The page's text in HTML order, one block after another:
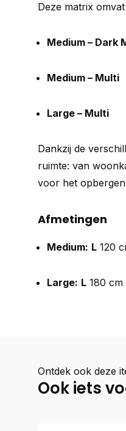
Deze matrix
Medium – Dark
Medium – Multi
Large – Multi
Dankzij de
ruimte: van
voor het
Afmetingen
Medium: L 120
Large: L 180 cm
Ontdek ook deze
Ook iets